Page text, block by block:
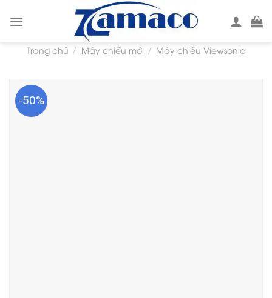
Trang chủ / Máy chiếu mới / Máy chiếu Viewsonic
-50%